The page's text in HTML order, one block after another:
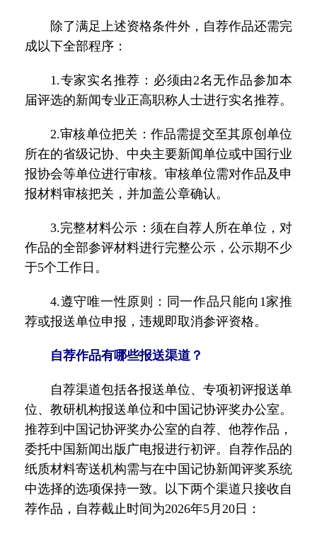
除了满足上述资格条件外，自荐作品还需完
成以下全部程序：
1.专家实名推荐：必须由2名无作品参加本
届评选的新闻专业正高职称人士进行实名推荐。
2.审核单位把关：作品需提交至其原创单位
所在的省级记协、中央主要新闻单位或中国行业
报协会等单位进行审核。审核单位需对作品及申
报材料审核把关，并加盖公章确认。
3.完整材料公示：须在自荐人所在单位，对
作品的全部参评材料进行完整公示，公示期不少
于5个工作日。
4.遵守唯一性原则：同一作品只能向1家推
荐或报送单位申报，违规即取消参评资格。
自荐作品有哪些报送渠道？
自荐渠道包括各报送单位、专项初评报送单
位、教研机构报送单位和中国记协评奖办公室。
推荐到中国记协评奖办公室的自荐、他荐作品，
委托中国新闻出版广电报进行初评。自荐作品的
纸质材料寄送机构需与在中国记协新闻评奖系统
中选择的选项保持一致。以下两个渠道只接收自
荐作品，自荐截止时间为2026年5月20日：